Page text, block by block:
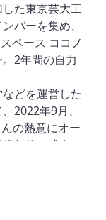
た東京芸大工
バーを集め、
ペース ココノ
2年間の自力
どを運営した
2022年9月、
の熱意にオー
契約が成立